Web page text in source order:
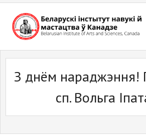
Skip
content
З днём нараджэння!
сп. Вольга